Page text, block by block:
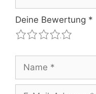
Deine Bewertung *
4
3
2
1
Name